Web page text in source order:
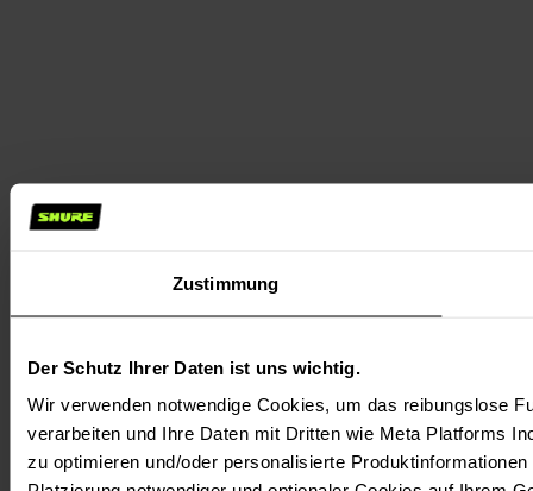
Zustimmung
Der Schutz Ihrer Daten ist uns wichtig.
Wir verwenden notwendige Cookies, um das reibungslose
verarbeiten und Ihre Daten mit Dritten wie Meta Platforms
zu optimieren und/oder personalisierte